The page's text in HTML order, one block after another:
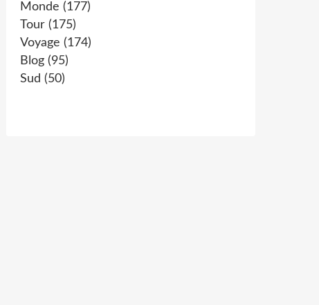
Monde (177)
Tour (175)
Voyage (174)
Blog (95)
Sud (50)